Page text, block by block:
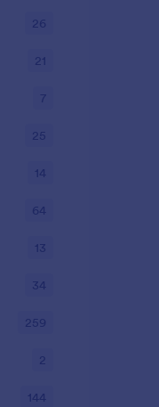
26
21
7
25
14
64
13
34
259
2
144